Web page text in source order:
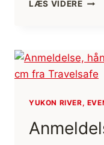
LÆS VIDERE
OC
3
YUKON RIVER,